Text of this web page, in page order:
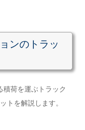
ンのトラッ
積荷を運ぶトラック
トを解説します。